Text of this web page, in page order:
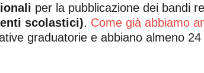
per la pubblicazione dei bandi
scolastici). Come già abbiamo
graduatorie e abbiano almeno